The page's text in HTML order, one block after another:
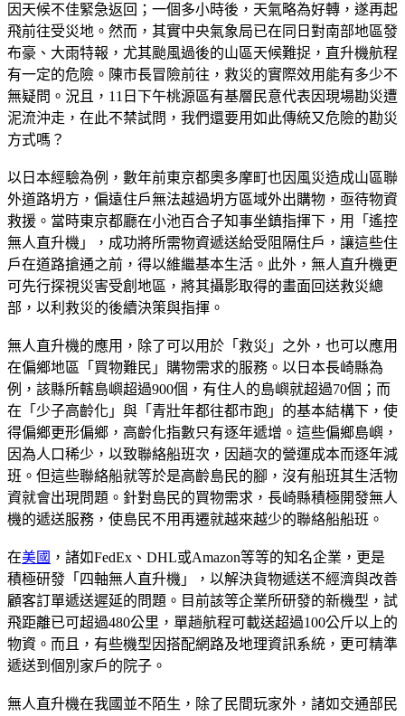
因天候不佳緊急返回；一個多小時後，天氣略為好轉，遂再起
飛前往受災地。然而，其實中央氣象局已在同日對南部地區發
布豪、大雨特報，尤其颱風過後的山區天候難捉，直升機航程
有一定的危險。陳市長冒險前往，救災的實際效用能有多少不
無疑問。況且，11日下午桃源區有基層民意代表因現場勘災遭
泥流沖走，在此不禁試問，我們還要用如此傳統又危險的勘災
方式嗎？
以日本經驗為例，數年前東京都奧多摩町也因風災造成山區聯
外道路坍方，偏遠住戶無法越過坍方區域外出購物，亟待物資
救援。當時東京都廳在小池百合子知事坐鎮指揮下，用「遙控
無人直升機」，成功將所需物資遞送給受阻隔住戶，讓這些住
戶在道路搶通之前，得以維繼基本生活。此外，無人直升機更
可先行探視災害受創地區，將其攝影取得的畫面回送救災總
部，以利救災的後續決策與指揮。
無人直升機的應用，除了可以用於「救災」之外，也可以應用
在偏鄉地區「買物難民」購物需求的服務。以日本長崎縣為
例，該縣所轄島嶼超過900個，有住人的島嶼就超過70個；而
在「少子高齡化」與「青壯年都往都市跑」的基本結構下，使
得偏鄉更形偏鄉，高齡化指數只有逐年遞增。這些偏鄉島嶼，
因為人口稀少，以致聯絡船班次，因趟次的營運成本而逐年減
班。但這些聯絡船就等於是高齡島民的腳，沒有船班其生活物
資就會出現問題。針對島民的買物需求，長崎縣積極開發無人
機的遞送服務，使島民不用再遷就越來越少的聯絡船船班。
在美國 ，諸如FedEx、DHL或Amazon等等的知名企業，更是
積極研發「四軸無人直升機」，以解決貨物遞送不經濟與改善
顧客訂單遞送遲延的問題。目前該等企業所研發的新機型，試
飛距離已可超過480公里，單趟航程可載送超過100公斤以上的
物資。而且，有些機型因搭配網路及地理資訊系統，更可精準
遞送到個別家戶的院子。
無人直升機在我國並不陌生，除了民間玩家外，諸如交通部民